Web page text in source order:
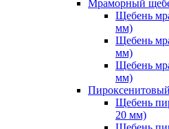
Мраморный
Щебень
мм)
Щебень
мм)
Щебень
мм)
Щебень
20 мм)